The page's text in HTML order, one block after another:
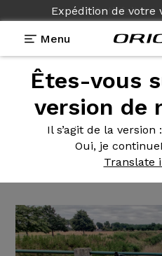
Expédition de votre
Menu
Êtes-vous
version de
Il s’agit de la version
Oui, je continue
Translate
Témoignages>Axxome II
Axxome II 350
R8000 -